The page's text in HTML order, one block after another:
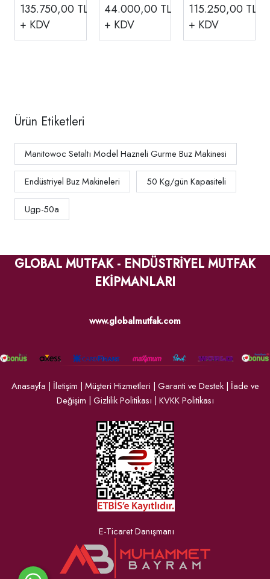
Makinesi TB
1404
135.750,00 TL
+ KDV
Makinesi CB
184
44.000,00 TL
+ KDV
Makinesi
Haznesiz VM
350
115.250,00 TL
+ KDV
Ürün Etiketleri
Manitowoc Setaltı Model Hazneli Gurme Buz Makinesi
Endüstriyel Buz Makineleri 50 Kg/gün Kapasiteli
Ugp-50a
GLOBAL MUTFAK - ENDÜSTRİYEL MUTFAK
EKİPMANLARI
www.globalmutfak.com
Anasayfa | İletişim | Müşteri Hizmetleri | Garanti ve Destek| İade ve
Değişim | Gizlilik Politikası | KVKK Politikası
E-Ticaret Danışmanı